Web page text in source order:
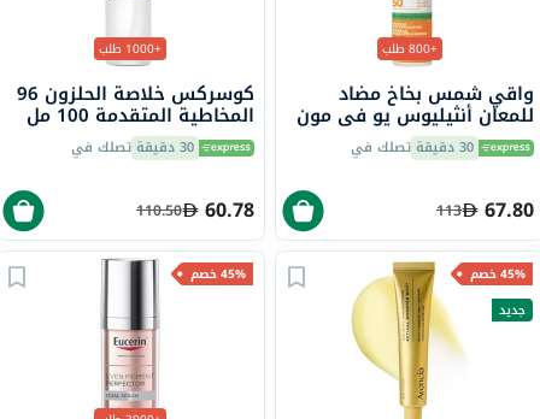
+800 طلب
واقي شمس بخاخ مضاد
للمعان أنثيليوس يو في مون
400 لاروش بوزيه، عامل
حماية 50 - 75 مل 30 دقيقة تصلك في
67.80
113
+1000 طلب
كوسركس خلاصة الحلزون 96
المخاطية المتقدمة 100 مل
30 دقيقة تصلك في
60.78
110.50
45% خصم
جديد
45% خصم